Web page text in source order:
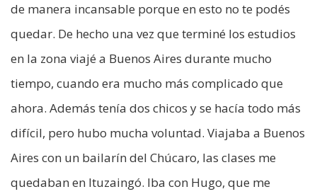
de manera incansable porque en esto no te podés
quedar. De hecho una vez que terminé los estudios
en la zona viajé a Buenos Aires durante mucho
tiempo, cuando era mucho más complicado que
ahora. Además tenía dos chicos y se hacía todo más
difícil, pero hubo mucha voluntad. Viajaba a Buenos
Aires con un bailarín del Chúcaro, las clases me
quedaban en Ituzaingó. Iba con Hugo, que me